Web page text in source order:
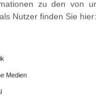
0,1 m bis 5 m
€ *
zu den von
Nutzer finden Sie hier:
Medien